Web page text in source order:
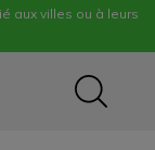
aux villes ou à leurs